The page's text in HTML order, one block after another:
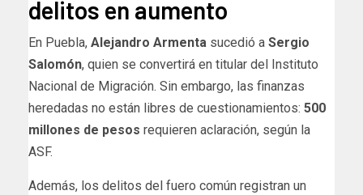
delitos en aumento
En Puebla, Alejandro Armenta sucedió a Sergio
Salomón, quien se convertirá en titular del Instituto
Nacional de Migración. Sin embargo, las finanzas
heredadas no están libres de cuestionamientos: 500
millones de pesos requieren aclaración, según la
ASF.
Además, los delitos del fuero común registran un